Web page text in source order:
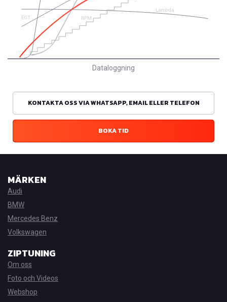
Dataloggning
KONTAKTA OSS VIA WHATSAPP, EMAIL ELLER TELEFON
BOKA TID
MÄRKEN
Audi
BMW
Mercedes Benz
Volkswagen
ZIPTUNING
Om oss
Foto och Videos
Webshop